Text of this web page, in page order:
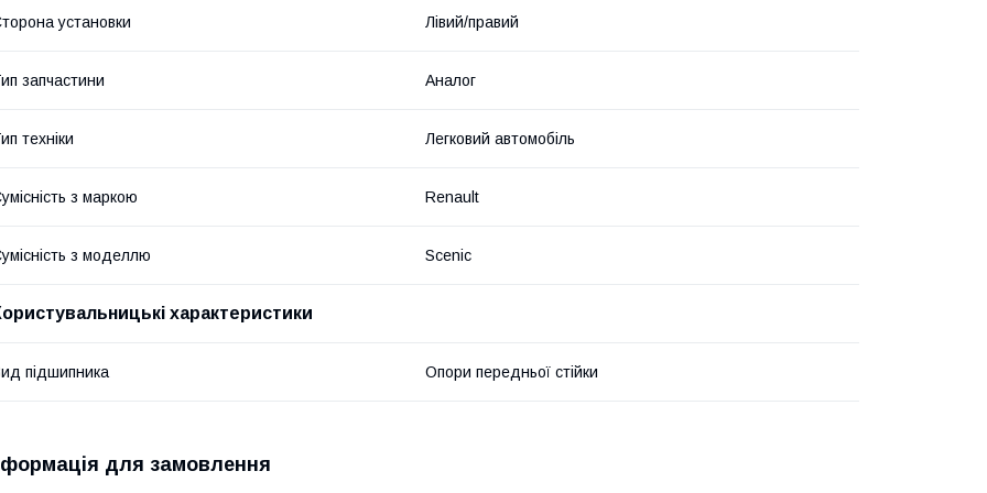
установки Лівий/правий
запчастини Аналог
техніки Легковий автомобіль
з маркою Renault
з моделлю Scenic
характеристики
підшипника Опори передньої стійки
для замовлення